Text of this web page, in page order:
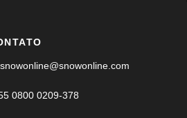
snowonline@snowonline.com
0800 0209-378